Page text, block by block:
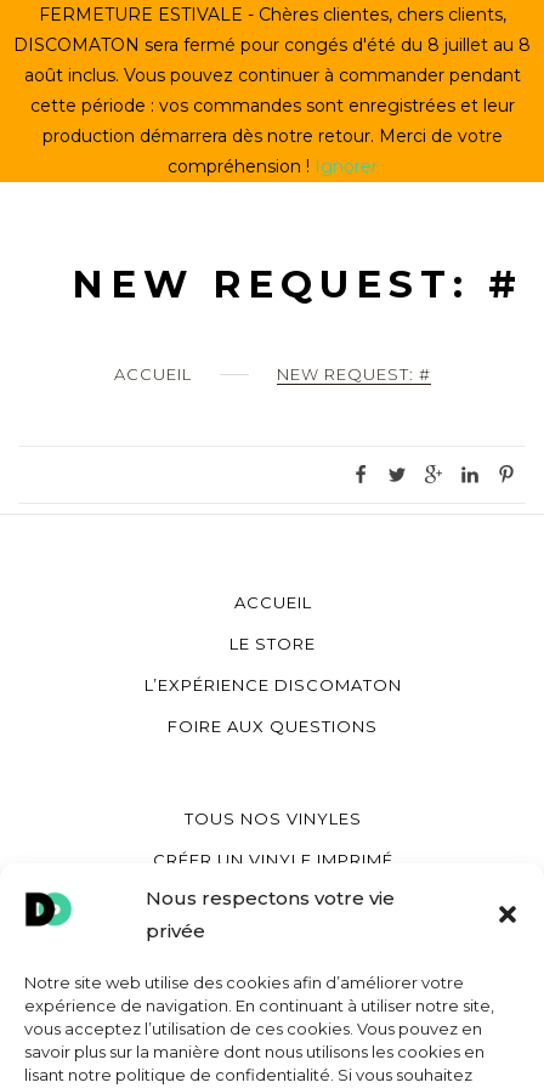
Nous respectons votre vie
privée
Notre site web utilise des cookies afin d’améliorer votre
expérience de navigation. En continuant à utiliser notre site,
vous acceptez l’utilisation de ces cookies. Vous pouvez en
savoir plus sur la manière dont nous utilisons les cookies en
lisant notre politique de confidentialité. Si vous souhaitez
to
content
ACCUEIL
CRÉER UN VINYLE
LE STORE
ACCUEIL NEW REQUEST: #
NEW REQUEST: #
ACCUEIL
LE STORE
L’EXPÉRIENCE DISCOMATON
FOIRE AUX QUESTIONS
TOUS NOS VINYLES
CRÉER UN VINYLE IMPRIMÉ
CRÉER UN VINYLE COEUR
CRÉER UNE POCHETTE VINYLE
MON COMPTE
CONTACT
FERMETURE ESTIVALE - Chères clientes, chers clients,
DISCOMATON sera fermé pour congés d'été du 8 juillet au 8
août inclus. Vous pouvez continuer à commander pendant
cette période : vos commandes sont enregistrées et leur
production démarrera dès notre retour. Merci de votre
compréhension ! Ignorer